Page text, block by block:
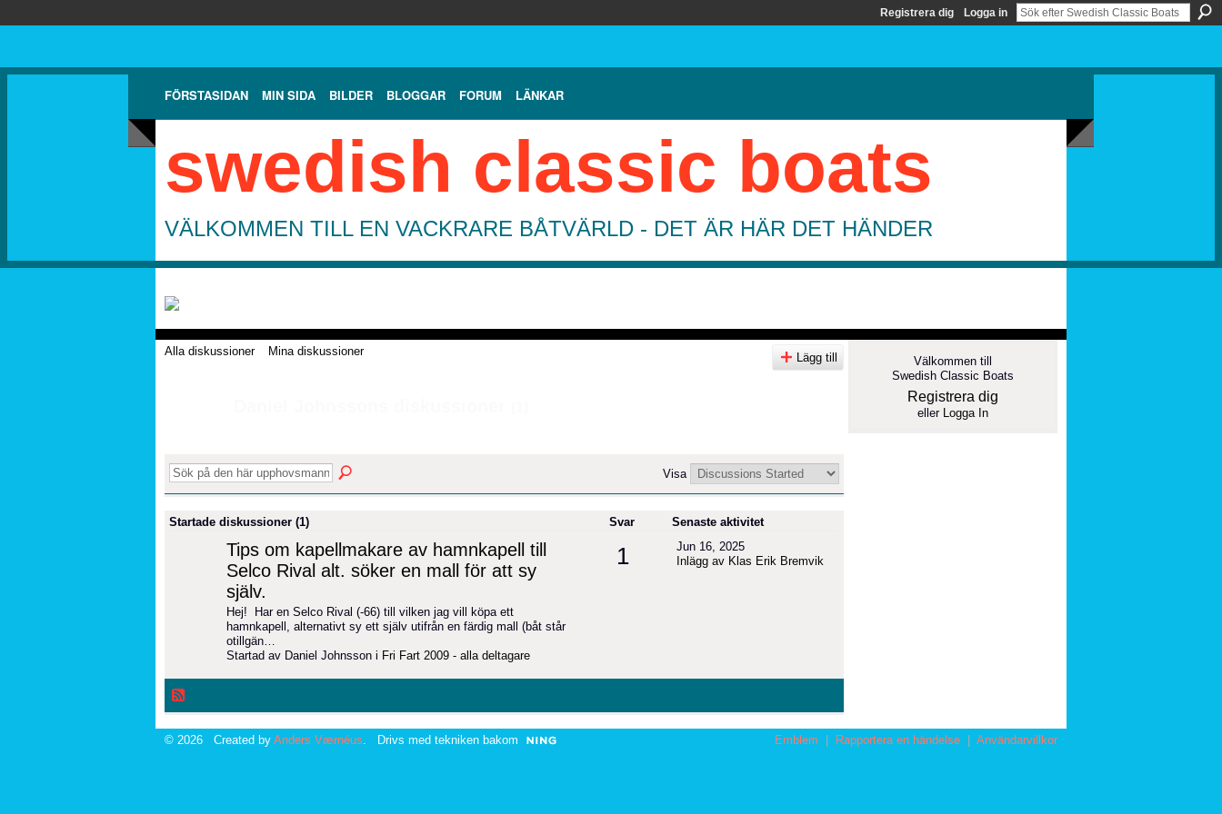
Registrera dig Logga in
FÖRSTASIDAN MIN SIDA BILDER BLOGGAR FORUM LÄNKAR
swedish classic boats
VÄLKOMMEN TILL EN VACKRARE BÅTVÄRLD - DET ÄR HÄR DET HÄNDER
Alla diskussioner Mina diskussioner Lägg till
Visa
Startade diskussioner (1) Svar Senaste aktivitet
Tips om kapellmakare av hamnkapell till
Selco Rival alt. söker en mall för att sy
själv.
Hej! Har en Selco Rival (-66) till vilken jag vill köpa ett
hamnkapell, alternativt sy ett själv utifrån en färdig mall (båt står
otillgän…
Startad av Daniel Johnsson i Fri Fart 2009 - alla deltagare
1
Jun 16, 2025
Inlägg av Klas Erik Bremvik
Välkommen till
Swedish Classic Boats
Registrera dig
eller Logga In
© 2026 Created by Anders Værnéus . Drivs med tekniken bakom Emblem | Rapportera en händelse | Användarvillkor